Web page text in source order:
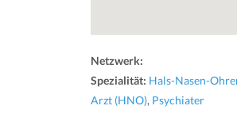
Netzwerk:
Spezialität: Hals-Nasen-
Arzt (HNO), Psychiater